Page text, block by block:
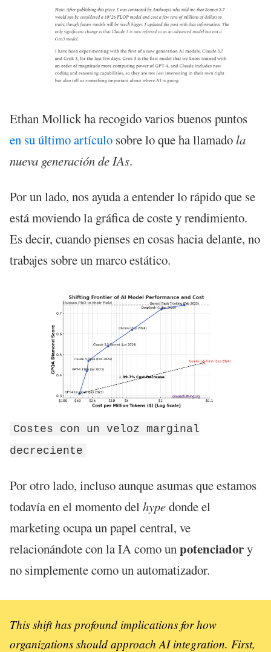
Ethan Mollick ha recogido varios buenos puntos
en su último artículo sobre lo que ha llamado la
nueva generación de IAs.
Por un lado, nos ayuda a entender lo rápido que se
está moviendo la gráfica de coste y rendimiento.
Es decir, cuando pienses en cosas hacia delante, no
trabajes sobre un marco estático.
Costes con un veloz marginal
decreciente
Por otro lado, incluso aunque asumas que estamos
todavía en el momento del hypedonde el
marketing ocupa un papel central, ve
relacionándote con la IA como unpotenciadory
no simplemente como un automatizador.
This shift has profound implications for how
organizations should approach AI integration. First,